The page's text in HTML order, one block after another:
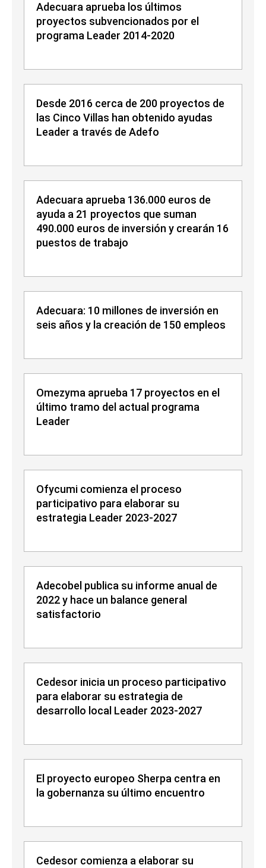
Adecuara aprueba los últimos
proyectos subvencionados por el
programa Leader 2014-2020
Desde 2016 cerca de 200 proyectos de
las Cinco Villas han obtenido ayudas
Leader a través de Adefo
Adecuara aprueba 136.000 euros de
ayuda a 21 proyectos que suman
490.000 euros de inversión y crearán 16
puestos de trabajo
Adecuara: 10 millones de inversión en
seis años y la creación de 150 empleos
Omezyma aprueba 17 proyectos en el
último tramo del actual programa
Leader
Ofycumi comienza el proceso
participativo para elaborar su
estrategia Leader 2023-2027
Adecobel publica su informe anual de
2022 y hace un balance general
satisfactorio
Cedesor inicia un proceso participativo
para elaborar su estrategia de
desarrollo local Leader 2023-2027
El proyecto europeo Sherpa centra en
la gobernanza su último encuentro
Cedesor comienza a elaborar su